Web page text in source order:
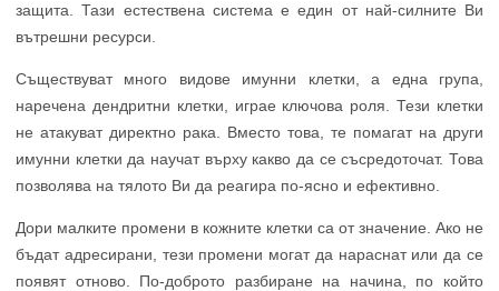
защита. Тази естествена система е един от най-силните Ви
вътрешни ресурси.
Съществуват много видове имунни клетки, а една група,
наречена дендритни клетки, играе ключова роля. Тези клетки
не атакуват директно рака. Вместо това, те помагат на други
имунни клетки да научат върху какво да се съсредоточат. Това
позволява на тялото Ви да реагира по-ясно и ефективно.
Дори малките промени в кожните клетки са от значение. Ако не
бъдат адресирани, тези промени могат да нараснат или да се
появят отново. По-доброто разбиране на начина, по който